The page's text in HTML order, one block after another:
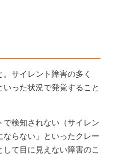
サイレント障害の多く
った状況で発覚すること
検知されない（サイレン
ならない」といったクレー
て目に見えない障害のこ